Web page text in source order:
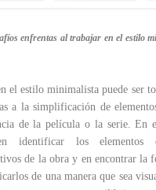
enfrentas al trabajar en el estilo
el estilo minimalista puede ser
a la simplificación de
de la película o la serie. En
identificar los elementos
de la obra y en encontrar la
de una manera que sea